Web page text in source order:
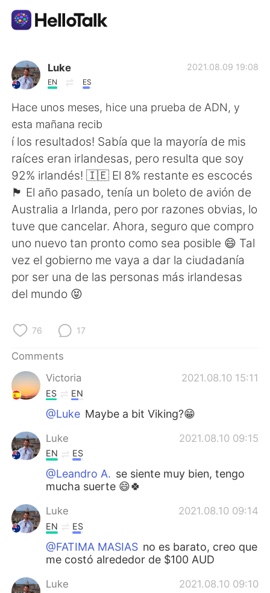
Language Exchange App
AI Grammar Checker
English
简体中文 繁體中文
Español العربية
Français Deutsch
日本語 한국어
Indonesia
Português
Luke
EN ES
2021.08.09 19:08
Hace unos meses, hice una prueba de ADN, y
esta mañana recib
í los resultados! Sabía que la mayoría de mis
raíces eran irlandesas, pero resulta que soy
92% irlandés! 🇮🇪 El 8% restante es escocés
🏴󠁧󠁢󠁳󠁣󠁴󠁿 El año pasado, tenía un boleto de avión de
Australia a Irlanda, pero por razones obvias, lo
tuve que cancelar. Ahora, seguro que compro
uno nuevo tan pronto como sea posible 😄 Tal
vez el gobierno me vaya a dar la ciudadanía
por ser una de las personas más irlandesas
del mundo 😝
76 17
Comments
Victoria
2021.08.10 15:11
ES EN
@Luke Maybe a bit Viking?😁
Luke 2021.08.10 09:15
EN ES
@Leandro A. se siente muy bien, tengo
mucha suerte 😄🍀
Luke 2021.08.10 09:14
EN ES
@FATIMA MASIAS no es barato, creo que
me costó alrededor de $100 AUD
Luke 2021.08.10 09:10